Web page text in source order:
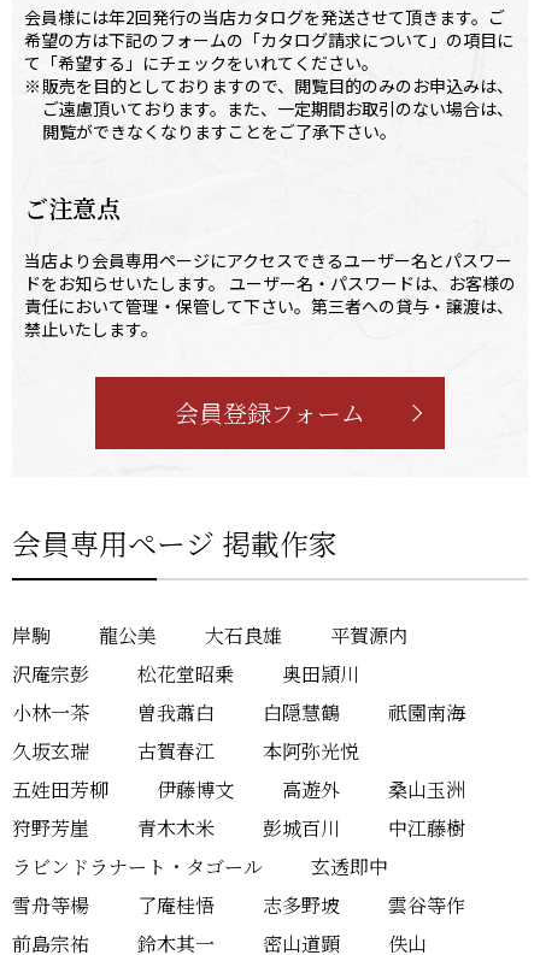
会員様には年2回発行の当店カタログを発送させて頂きます。ご
希望の方は下記のフォームの「カタログ請求について」の項目に
て「希望する」にチェックをいれてください。
※ 販売を目的としておりますので、閲覧目的のみのお申込みは、
ご遠慮頂いております。また、一定期間お取引のない場合は、
閲覧ができなくなりますことをご了承下さい。
ご注意点
当店より会員専用ページにアクセスできるユーザー名とパスワー
ドをお知らせいたします。 ユーザー名・パスワードは、お客様の
責任において管理・保管して下さい。第三者への貸与・譲渡は、
禁止いたします。
会員登録フォーム
会員専用ページ 掲載作家
岸駒 龍公美 大石良雄
平賀源内
沢庵宗彭
松花堂昭乗
奥田頴川
小林一茶
曽我蕭白 白隠慧鶴
祇園南海
久坂玄瑞
古賀春江
本阿弥光悦
五姓田芳柳
伊藤博文 高遊外
桑山玉洲
狩野芳崖
青木木米 彭城百川
中江藤樹
ラビンドラナート・タゴール
玄透即中
雪舟等楊
了庵桂悟 志多野坡
雲谷等作
前島宗祐
鈴木其一 密山道顕
佚山